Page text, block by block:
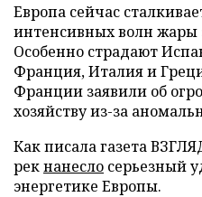
Европа сейчас
интенсивных волн жары
Особенно страдают
Франция, Италия и
Франции заявили об
хозяйству из-за
Как писала газета
рекнанесло серьезный
энергетике Европы.